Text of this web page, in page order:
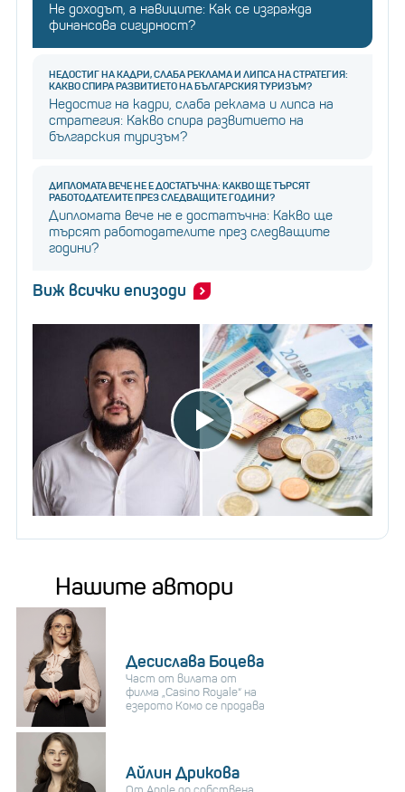
Не доходът, а навиците: Как се изгражда
финансова сигурност?
НЕДОСТИГ НА КАДРИ, СЛАБА РЕКЛАМА И ЛИПСА НА СТРАТЕГИЯ:
КАКВО СПИРА РАЗВИТИЕТО НА БЪЛГАРСКИЯ ТУРИЗЪМ?
Недостиг на кадри, слаба реклама и липса на
стратегия: Какво спира развитието на
българския туризъм?
ДИПЛОМАТА ВЕЧЕ НЕ Е ДОСТАТЪЧНА: КАКВО ЩЕ ТЪРСЯТ
РАБОТОДАТЕЛИТЕ ПРЕЗ СЛЕДВАЩИТЕ ГОДИНИ?
Дипломата вече не е достатъчна: Какво ще
търсят работодателите през следващите
години?
Виж всички епизоди
Нашите автори
Десислава Боцева
Част от вилата от
филма „Casino Royale“ на
езерото Комо се продава
Айлин Дрикова